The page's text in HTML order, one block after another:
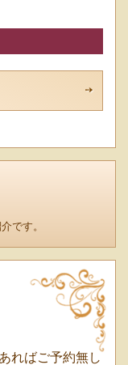
です。
ればご予約無し